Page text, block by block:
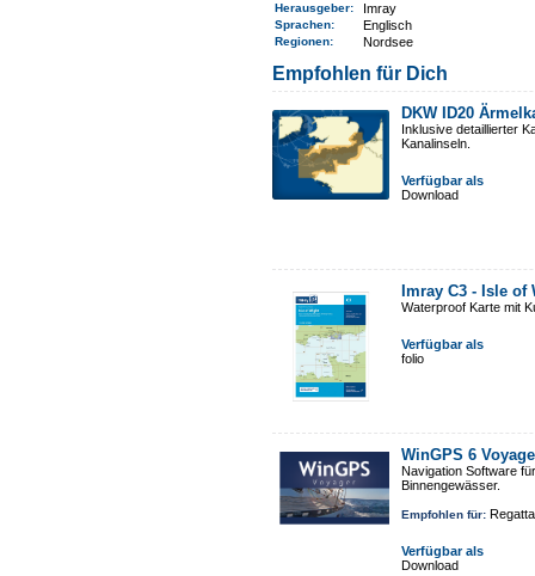
Herausgeber: Imray
Sprachen: Englisch
Regionen: Nordsee
Empfohlen für Dich
DKW ID20
Inklusive detaillierter
Kanalinseln.
Verfügbar als
Download
Imray C3 - Isle
Waterproof Karte mit
Verfügbar als
folio
WinGPS 6
Navigation Software
Binnengewässer.
Empfohlen für:
Verfügbar als
Download